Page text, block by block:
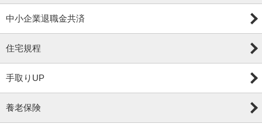
中小企業退職金共済
住宅規程
手取りUP
養老保険